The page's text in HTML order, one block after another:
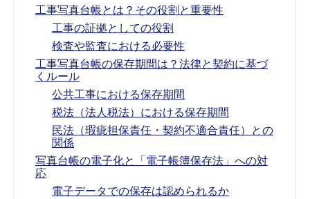
工事写真台帳とは？その役割と重要性
工事の証拠としての役割
検査や監査における必要性
工事写真台帳の保存期間は？法律と契約に基づ
くルール
公共工事における保存期間
税法（法人税法）における保存期間
民法（瑕疵担保責任・契約不適合責任）との
関係
写真台帳の電子化と「電子帳簿保存法」への対
応
電子データでの保存は認められるか